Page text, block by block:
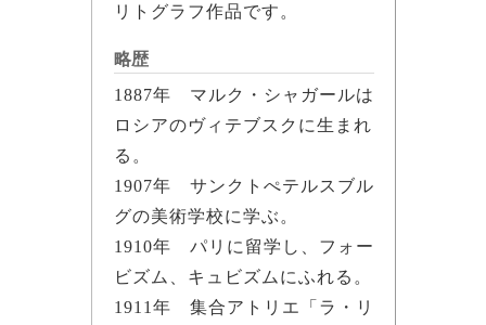
リトグラフ作品です。
略歴
1887年 マルク・シャガールは
ロシアのヴィテブスクに生まれ
る。
1907年 サンクトぺテルスブル
グの美術学校に学ぶ。
1910年 パリに留学し、フォー
ビズム、キュビズムにふれる。
1911年 集合アトリエ「ラ・リ